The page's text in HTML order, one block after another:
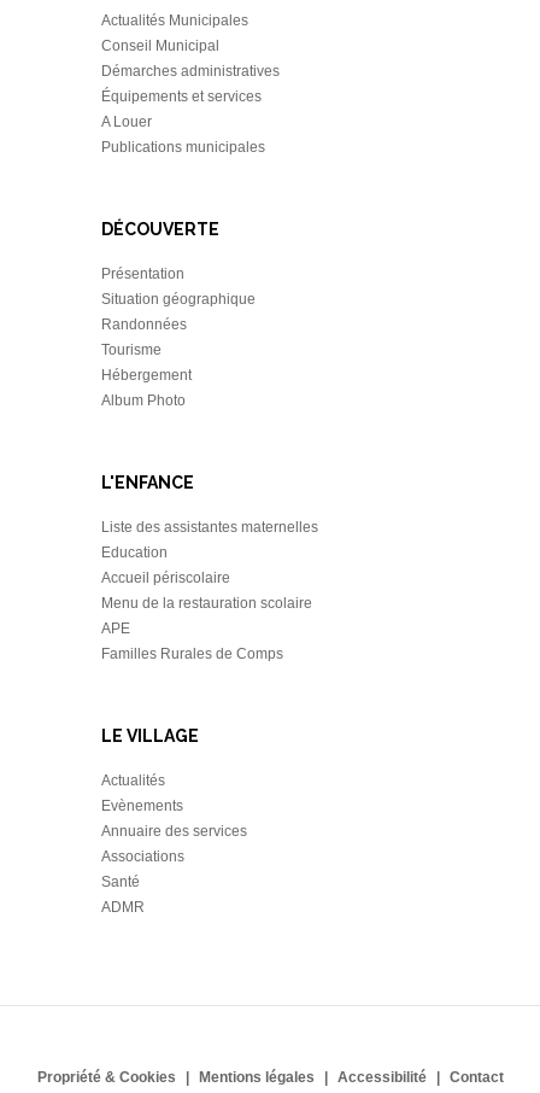
Actualités Municipales
Conseil Municipal
Démarches administratives
Équipements et services
A Louer
Publications municipales
DÉCOUVERTE
Présentation
Situation géographique
Randonnées
Tourisme
Hébergement
Album Photo
L'ENFANCE
Liste des assistantes maternelles
Education
Accueil périscolaire
Menu de la restauration scolaire
APE
Familles Rurales de Comps
LE VILLAGE
Actualités
Evènements
Annuaire des services
Associations
Santé
ADMR
Propriété & Cookies Mentions légales Accessibilité Contact